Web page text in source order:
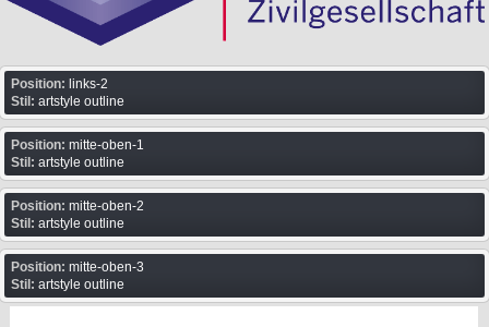
Position: links-2
Stil: artstyle outline
Position: mitte-oben-1
Stil: artstyle outline
Position: mitte-oben-2
Stil: artstyle outline
Position: mitte-oben-3
Stil: artstyle outline